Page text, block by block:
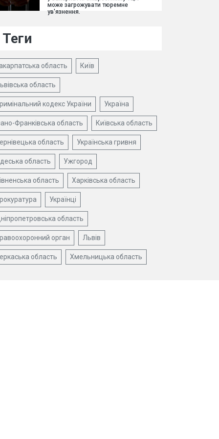
може загрожувати тюремне
ув'язнення.
Теги
область Київ
область
кодекс України Україна
Франківська область Київська область
область Українська гривня
область Ужгород
область Харківська область
Українці
область
орган Львів
область Хмельницька область